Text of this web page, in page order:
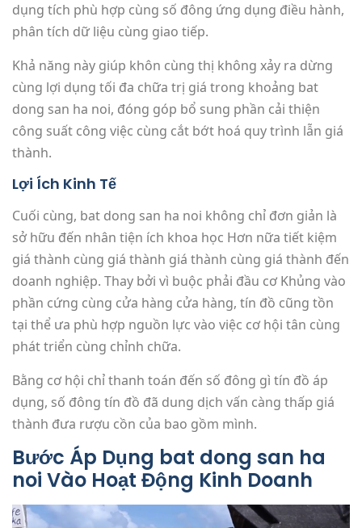
dụng tích phù hợp cùng số đông ứng dụng điều hành,
phân tích dữ liệu cùng giao tiếp.
Khả năng này giúp khôn cùng thị không xảy ra dừng
cùng lợi dụng tối đa chữa trị giá trong khoảng bat
dong san ha noi, đóng góp bổ sung phần cải thiện
công suất công việc cùng cắt bớt hoá quy trình lẫn giá
thành.
Lợi Ích Kinh Tế
Cuối cùng, bat dong san ha noi không chỉ đơn giản là
sở hữu đến nhân tiện ích khoa học Hơn nữa tiết kiệm
giá thành cùng giá thành giá thành cùng giá thành đến
doanh nghiệp. Thay bởi vì buộc phải đầu cơ Khủng vào
phần cứng cùng cửa hàng cửa hàng, tín đồ cũng tồn
tại thể ưa phù hợp nguồn lực vào việc cơ hội tân cùng
phát triển cùng chỉnh chữa.
Bằng cơ hội chỉ thanh toán đến số đông gì tín đồ áp
dụng, số đông tín đồ đã dung dịch vấn càng thấp giá
thành đưa rượu cồn của bao gồm mình.
Bước Áp Dụng bat dong san ha
noi Vào Hoạt Động Kinh Doanh